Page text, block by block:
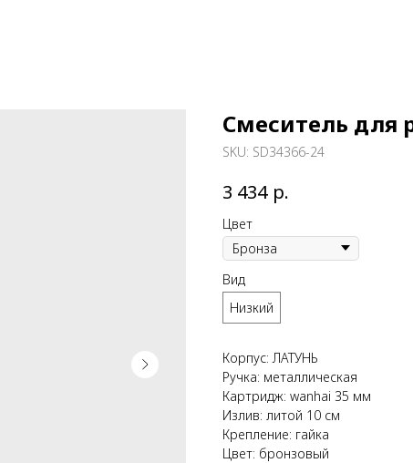
Смеситель для
SKU: SD34366-24
3 434 р.
Цвет
Вид
Низкий
Корпус: ЛАТУНЬ
Ручка: металлическая
Картридж: wanhai 35 мм
Излив: литой 10 см
Крепление: гайка
Цвет: бронзовый